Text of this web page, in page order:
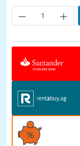
Produkt